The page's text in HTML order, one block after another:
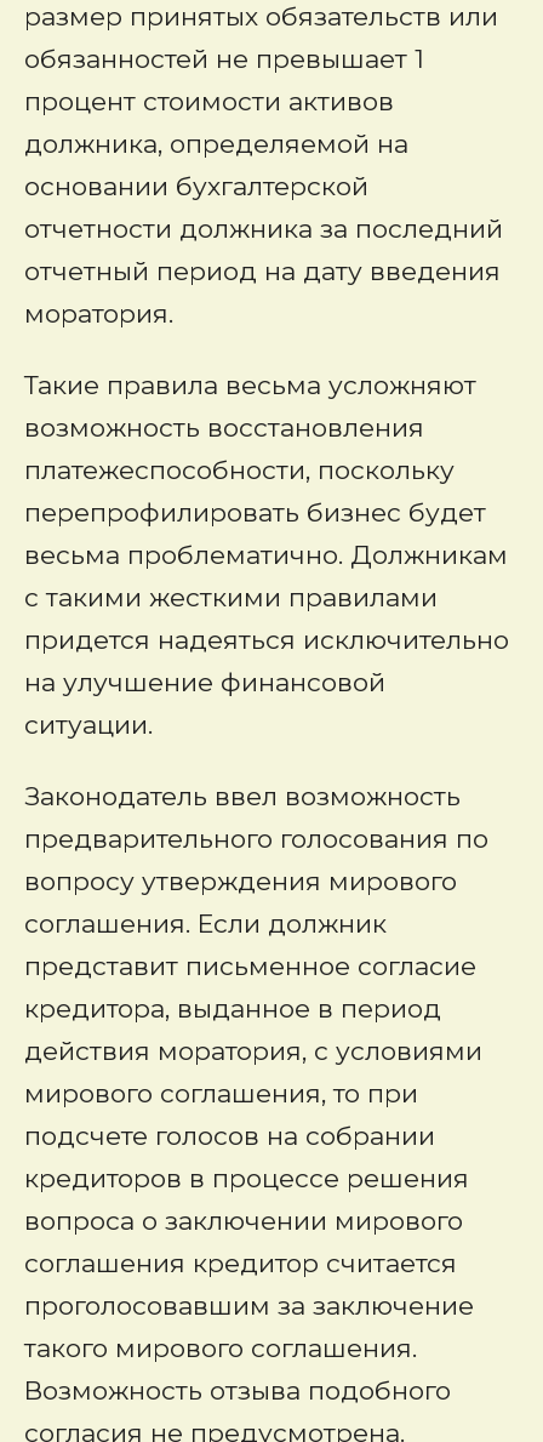
размер принятых обязательств или
обязанностей не превышает 1
процент стоимости активов
должника, определяемой на
основании бухгалтерской
отчетности должника за последний
отчетный период на дату введения
моратория.
Такие правила весьма усложняют
возможность восстановления
платежеспособности, поскольку
перепрофилировать бизнес будет
весьма проблематично. Должникам
с такими жесткими правилами
придется надеяться исключительно
на улучшение финансовой
ситуации.
Законодатель ввел возможность
предварительного голосования по
вопросу утверждения мирового
соглашения. Если должник
представит письменное согласие
кредитора, выданное в период
действия моратория, с условиями
мирового соглашения, то при
подсчете голосов на собрании
кредиторов в процессе решения
вопроса о заключении мирового
соглашения кредитор считается
проголосовавшим за заключение
такого мирового соглашения.
Возможность отзыва подобного
согласия не предусмотрена.